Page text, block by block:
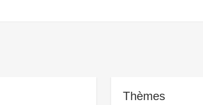
Thèmes